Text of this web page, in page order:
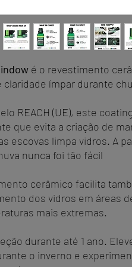
é o revestimento
claridade ímpar durante
REACH (UE), este
que evita a criação de
escovas limpa vidros. A
nunca foi tão fácil
cerâmico facilita
dos vidros em áreas
mais extremas.
durante até 1 ano.
o inverno e